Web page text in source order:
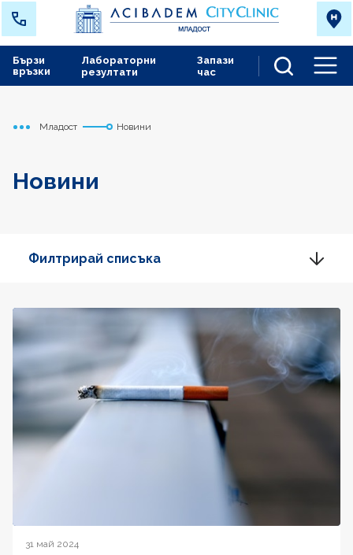
Лабораторни
резултати
Запази
час
Бързи
връзки
Начало
Младост Новини
Новини
Филтрирай списъка
31 май 2024